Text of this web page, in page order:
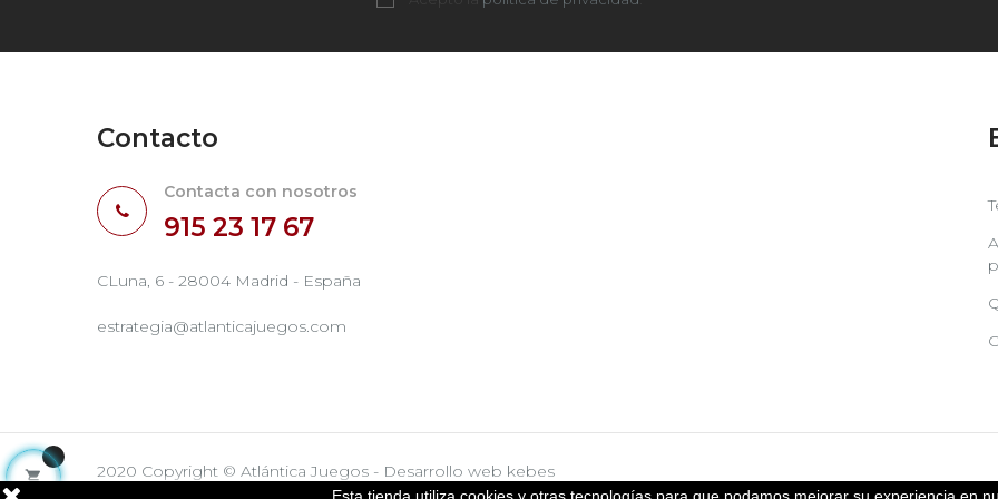
Contacto
Contacta con nosotros
915 23 17 67
CLuna, 6 - 28004 Madrid - España
estrategia@atlanticajuegos.com
2020 Copyright © Atlántica Juegos - Desarrollo web kebes
